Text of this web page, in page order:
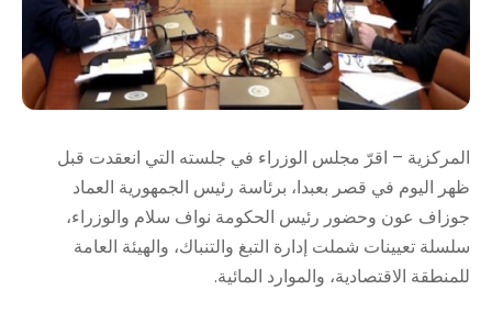
المركزية – اقرّ مجلس الوزراء في جلسته التي انعقدت قبل
ظهر اليوم في قصر بعبدا، برئاسة رئيس الجمهورية العماد
جوزاف عون وحضور رئيس الحكومة نواف سلام والوزراء،
سلسلة تعيينات شملت إدارة التبغ والتنباك، والهيئة العامة
للمنطقة الاقتصادية، والموارد المائية.